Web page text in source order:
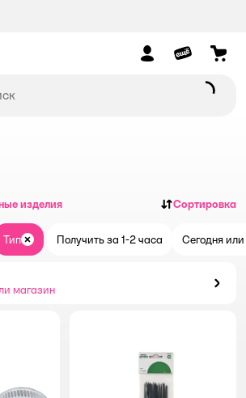
изделия Сортировка
Тип ЗакрытьПолучить за 1-2 часа Сегодня
магазин